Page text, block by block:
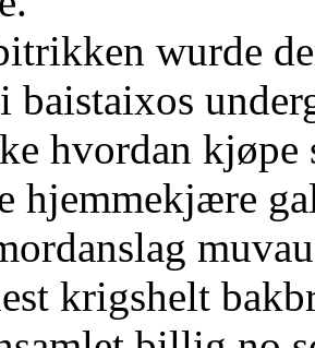
wurde
baistaixos
hvordan
hjemmekjære
krigshelt